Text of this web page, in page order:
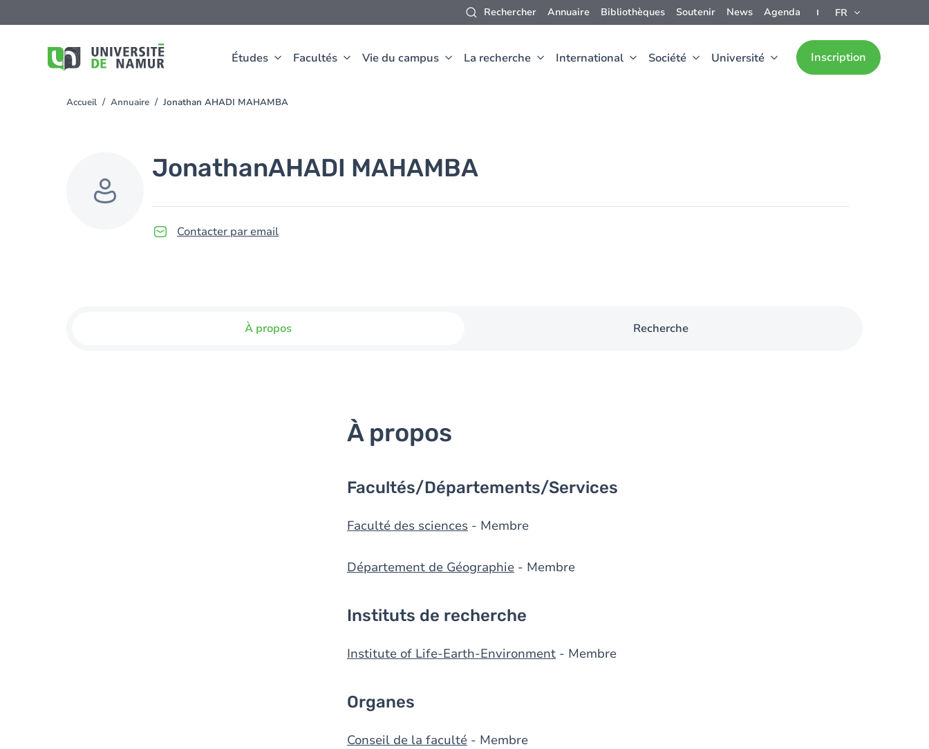
Rechercher Annuaire Bibliothèques Soutenir News Agenda FR
Études Facultés Vie du campus La recherche International Société Université Inscription
au
You
Accueil Annuaire Jonathan AHADI MAHAMBA
JonathanAHADI MAHAMBA
Contacter par email
À propos Recherche
À propos
Facultés/Départements/Services
Faculté des sciences - Membre
Département de Géographie - Membre
Instituts de recherche
Institute of Life-Earth-Environment - Membre
Organes
Conseil de la faculté - Membre